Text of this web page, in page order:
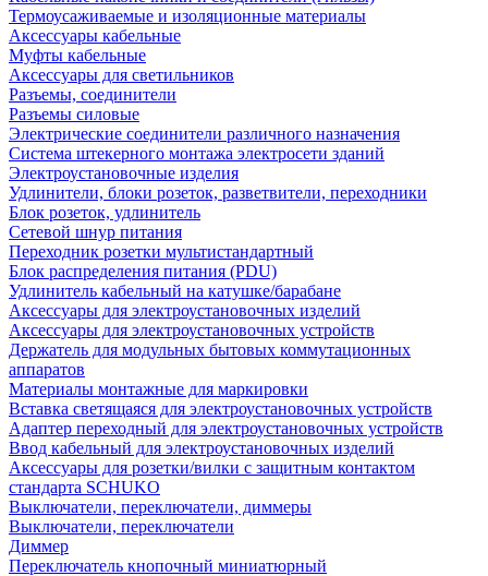
Термоусаживаемые и изоляционные материалы
Аксессуары кабельные
Муфты кабельные
Аксессуары для светильников
Разъемы, соединители
Разъемы силовые
Электрические соединители различного назначения
Система штекерного монтажа электросети зданий
Электроустановочные изделия
Удлинители, блоки розеток, разветвители, переходники
Блок розеток, удлинитель
Сетевой шнур питания
Переходник розетки мультистандартный
Блок распределения питания (PDU)
Удлинитель кабельный на катушке/барабане
Аксессуары для электроустановочных изделий
Аксессуары для электроустановочных устройств
Держатель для модульных бытовых коммутационных
аппаратов
Материалы монтажные для маркировки
Вставка светящаяся для электроустановочных устройств
Адаптер переходный для электроустановочных устройств
Ввод кабельный для электроустановочных изделий
Аксессуары для розетки/вилки с защитным контактом
стандарта SCHUKO
Выключатели, переключатели, диммеры
Выключатели, переключатели
Диммер
Переключатель кнопочный миниатюрный